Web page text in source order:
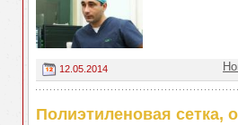
12.05.2014
Полиэтиленовая сетка,